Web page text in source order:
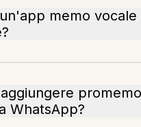
memo
WhatsApp?